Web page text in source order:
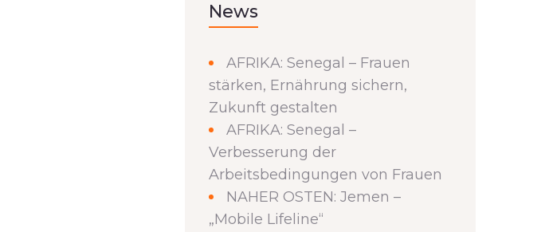
News
AFRIKA: Senegal – Frauen
stärken, Ernährung sichern,
Zukunft gestalten
AFRIKA: Senegal –
Verbesserung der
Arbeitsbedingungen von Frauen
NAHER OSTEN: Jemen –
„Mobile Lifeline“